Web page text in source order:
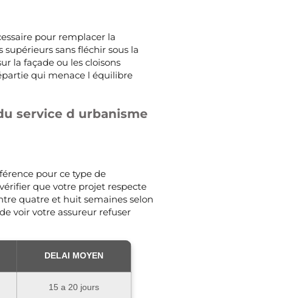
pour remplacer la
sans fléchir sous la
la façade ou les cloisons
qui menace l équilibre
service d urbanisme
pour ce type de
que votre projet respecte
quatre et huit semaines selon
voir votre assureur refuser
DELAI MOYEN
15 a 20 jours